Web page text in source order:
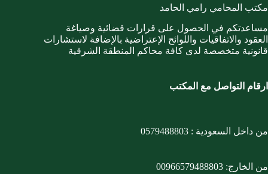
مكتب المحامي رامي الحامد
مساعدتكم في الحصول على قرارات قضائية وصياغة
العقود والاتفاقيات واللوائح الإعتراضية بالإضافة لاستشارات
قانونية متخصصة لدى كافة محاكم المنطقة الشرقية
ارقام التواصل مع المكتب
من داخل السعودية : 0579488803
من الخارج: 00966579488803